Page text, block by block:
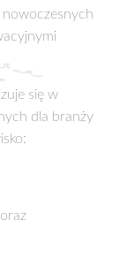
się w
dla branży